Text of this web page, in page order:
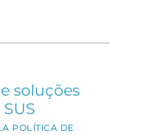
soluções
POLÍTICA DE